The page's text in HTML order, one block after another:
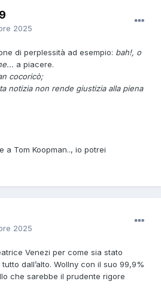
2025
di perplessità ad esempio: bah!, o
a piacere.
cocoricò;
notizia non rende giustizia alla piena
a Tom Koopman.., io potrei
2025
Venezi per come sia stato
dall’alto. Wollny con il suo 99,9%
che sarebbe il prudente rigore